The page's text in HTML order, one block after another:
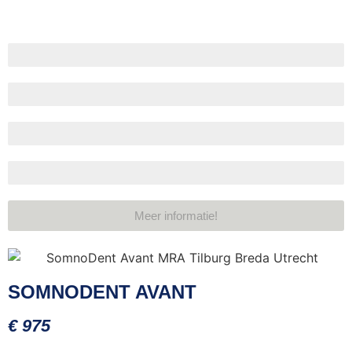
Meer informatie!
SOMNODENT AVANT
€ 975